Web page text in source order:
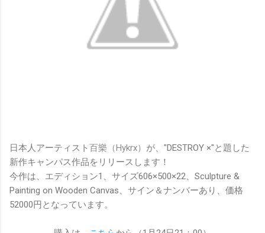
日本人アーティスト 百樂（Hykrx） が、"DESTROY ×"と題した
新作キャンパス作品をリリースします！
今作は、エディション1、サイズ606×500×22、Sculpture &
Painting on Wooden Canvas、サイン＆ナンバーあり、価格
52000円となっています。